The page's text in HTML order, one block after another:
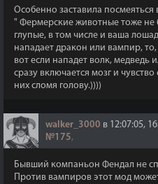
Особенно заставила
" Фермерские животные тоже не
глупые, в том числе и ваша
нападает дракон или вампир,
вот если нападет волк, медведь
сразу включается мозг и
них сломя голову.))))
walker_3000 в 12:07:05,
№175,
Бывший компаньон Фендал не
Против вампиров этот мод